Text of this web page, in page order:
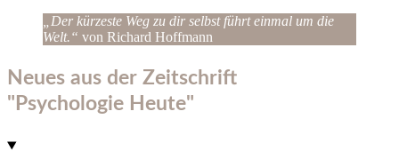
„Der kürzeste Weg zu dir selbst führt einmal um die
Welt.“ von Richard Hoffmann
Neues aus der Zeitschrift
"Psychologie Heute"